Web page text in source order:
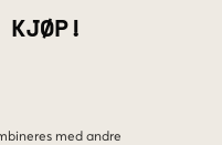
KJØP!
med andre